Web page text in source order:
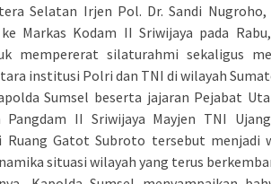
Selatan Irjen Pol. Dr. Sandi Nugroho,
Markas Kodam II Sriwijaya pada
mempererat silaturahmi sekaligus
institusi Polri dan TNI di wilayah
Sumsel beserta jajaran Pejabat
II Sriwijaya Mayjen TNI
Ruang Gatot Subroto tersebut menjadi
situasi wilayah yang terus